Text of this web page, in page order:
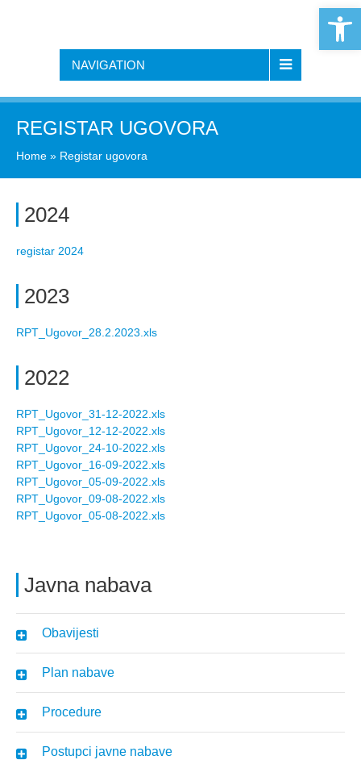
NAVIGATION
REGISTAR UGOVORA
Home » Registar ugovora
Javna nabava
Obavijesti
Plan nabave
Procedure
Postupci javne nabave
2024
registar 2024
2023
RPT_Ugovor_28.2.2023.xls
2022
RPT_Ugovor_31-12-2022.xls
RPT_Ugovor_12-12-2022.xls
RPT_Ugovor_24-10-2022.xls
RPT_Ugovor_16-09-2022.xls
RPT_Ugovor_05-09-2022.xls
RPT_Ugovor_09-08-2022.xls
RPT_Ugovor_05-08-2022.xls